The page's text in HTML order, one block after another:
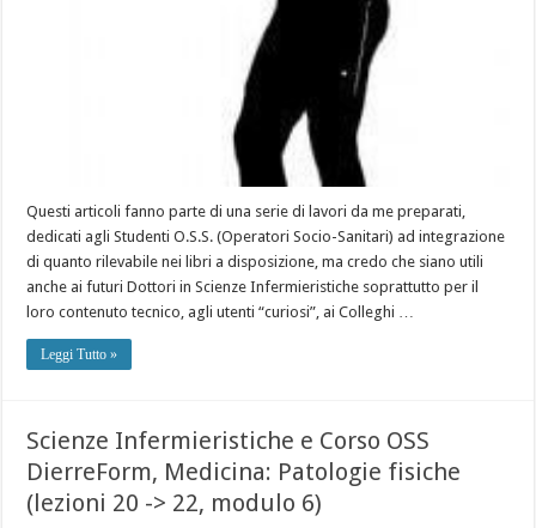
Questi articoli fanno parte di una serie di lavori da me preparati,
dedicati agli Studenti O.S.S. (Operatori Socio-Sanitari) ad integrazione
di quanto rilevabile nei libri a disposizione, ma credo che siano utili
anche ai futuri Dottori in Scienze Infermieristiche soprattutto per il
loro contenuto tecnico, agli utenti “curiosi”, ai Colleghi …
Leggi Tutto »
Scienze Infermieristiche e Corso OSS
DierreForm, Medicina: Patologie fisiche
(lezioni 20 -> 22, modulo 6)